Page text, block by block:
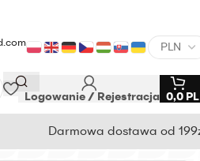
Logowanie / Rejestracja 0,0
Darmowa dostawa od